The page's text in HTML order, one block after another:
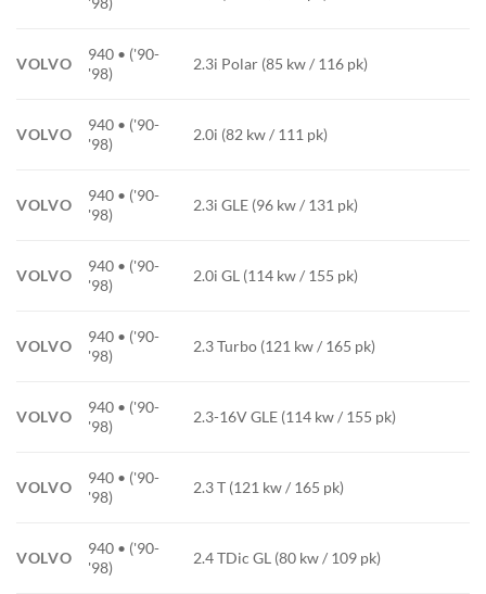
VOLVO
940 • ('90-
'98)
2.3i Polar (85 kw / 116 pk)
VOLVO
940 • ('90-
'98)
2.0i (82 kw / 111 pk)
VOLVO
940 • ('90-
'98)
2.3i GLE (96 kw / 131 pk)
VOLVO
940 • ('90-
'98)
2.0i GL (114 kw / 155 pk)
VOLVO
940 • ('90-
'98)
2.3 Turbo (121 kw / 165 pk)
VOLVO
940 • ('90-
'98)
2.3-16V GLE (114 kw / 155 pk)
VOLVO
940 • ('90-
'98)
2.3 T (121 kw / 165 pk)
VOLVO
940 • ('90-
'98)
2.4 TDic GL (80 kw / 109 pk)